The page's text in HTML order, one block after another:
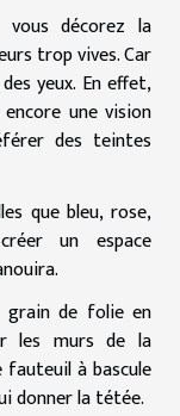
décorez la
trop vives. Car
yeux. En effet,
une vision
des teintes
que bleu, rose,
un espace
grain de folie en
les murs de la
fauteuil à bascule
donner la tétée.